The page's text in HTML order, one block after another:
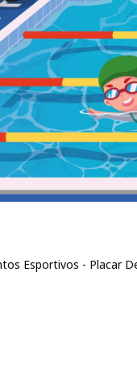
Esportivos - Placar